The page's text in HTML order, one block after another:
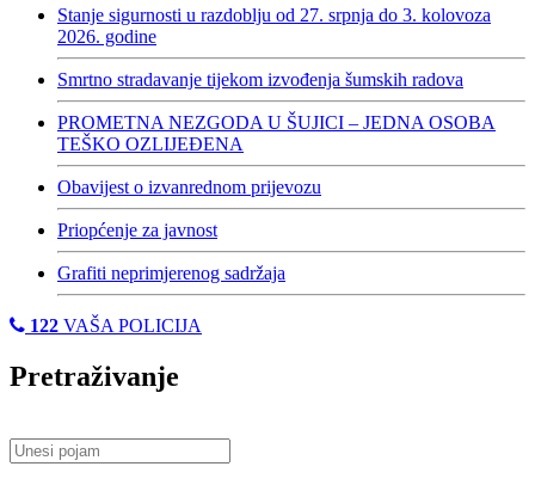
Stanje sigurnosti u razdoblju od 27. srpnja do 3. kolovoza
2026. godine
Smrtno stradavanje tijekom izvođenja šumskih radova
PROMETNA NEZGODA U ŠUJICI – JEDNA OSOBA
TEŠKO OZLIJEĐENA
Obavijest o izvanrednom prijevozu
Priopćenje za javnost
Grafiti neprimjerenog sadržaja
122 VAŠA POLICIJA
Pretraživanje